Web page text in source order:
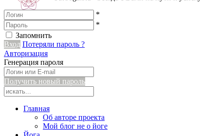
*
*
Запомнить
Вход Потеряли пароль ?
Авторизация
Генерация пароля
Получить новый пароль
Главная
Об авторе проекта
Мой блог не о йоге